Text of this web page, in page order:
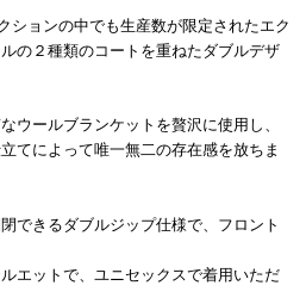
ションの中でも生産数が限定されたエク
の２種類のコートを重ねたダブルデザ
ウールブランケットを贅沢に使用し、
てによって唯一無二の存在感を放ちま
できるダブルジップ仕様で、フロント
エットで、ユニセックスで着用いただ